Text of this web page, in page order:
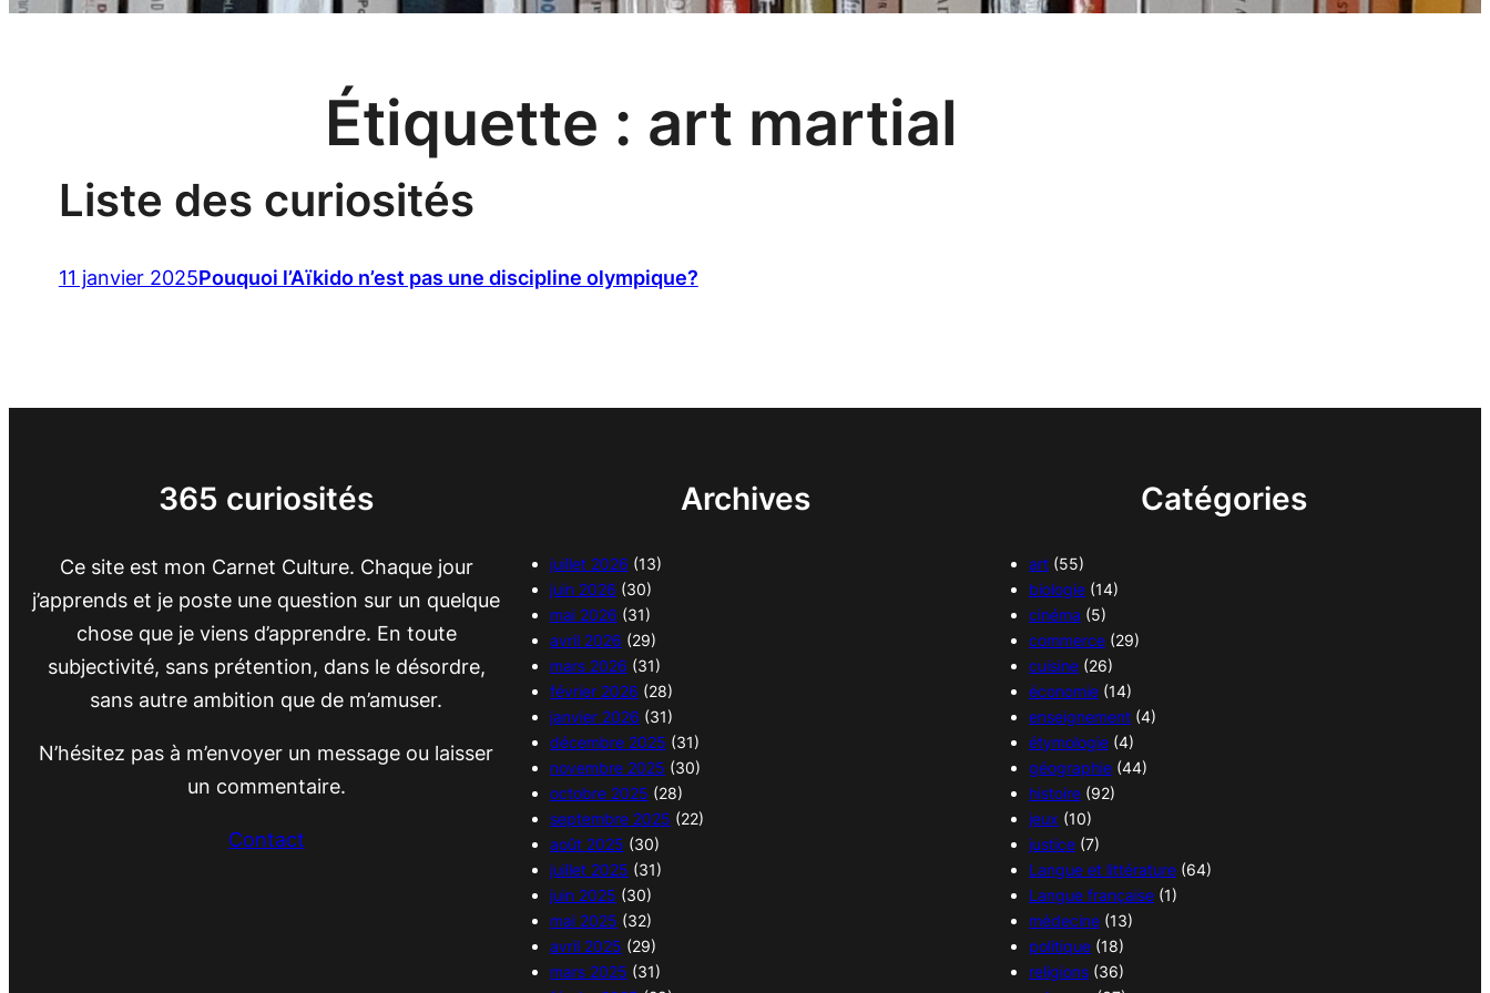
Étiquette : art martial
Liste des curiosités
11 janvier 2025Pouquoi l’Aïkido n’est pas une discipline olympique?
365 curiosités
Ce site est mon Carnet Culture. Chaque jour
j’apprends et je poste une question sur un quelque
chose que je viens d’apprendre. En toute
subjectivité, sans prétention, dans le désordre,
sans autre ambition que de m’amuser.
N’hésitez pas à m’envoyer un message ou laisser
un commentaire.
Contact
Archives
juillet 2026 (13)
juin 2026 (30)
mai 2026 (31)
avril 2026 (29)
mars 2026 (31)
février 2026 (28)
janvier 2026 (31)
décembre 2025 (31)
novembre 2025 (30)
octobre 2025 (28)
septembre 2025 (22)
août 2025 (30)
juillet 2025 (31)
juin 2025 (30)
mai 2025 (32)
avril 2025 (29)
mars 2025 (31)
Catégories
art (55)
biologie (14)
cinéma (5)
commerce (29)
cuisine (26)
économie (14)
enseignement (4)
étymologie (4)
géographie (44)
histoire (92)
jeux (10)
justice (7)
Langue et littérature (64)
Langue française (1)
médecine (13)
politique (18)
religions (36)